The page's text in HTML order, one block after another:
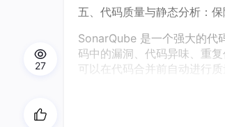
五、代码质量与静态分析：
SonarQube 是一个强大的代
码中的漏洞、代码异味、重
可以在代码合并前自动进行
n或Gradle插件集成到构建
27